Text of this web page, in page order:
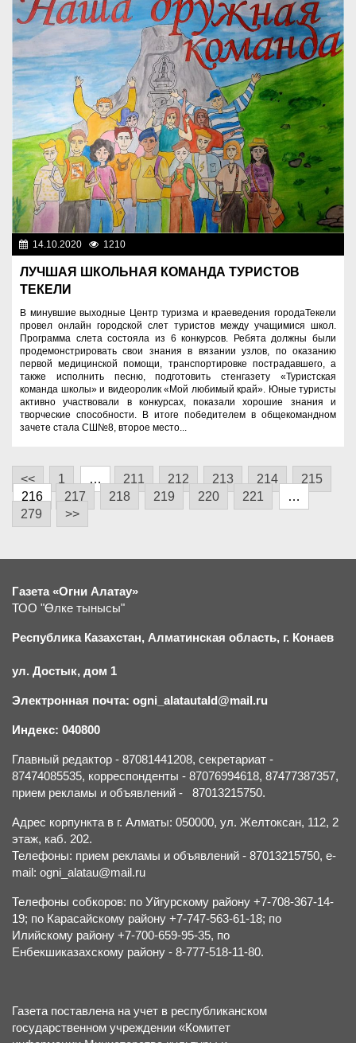
14.10.2020 1210
ЛУЧШАЯ ШКОЛЬНАЯ КОМАНДА ТУРИСТОВ
ТЕКЕЛИ
В минувшие выходные Центр туризма и краеведения городаТекели
провел онлайн городской слет туристов между учащимися школ.
Программа слета состояла из 6 конкурсов. Ребята должны были
продемонстрировать свои знания в вязании узлов, по оказанию
первой медицинской помощи, транспортировке пострадавшего, а
также исполнить песню, подготовить стенгазету «Туристская
команда школы» и видеоролик «Мой любимый край». Юные туристы
активно участвовали в конкурсах, показали хорошие знания и
творческие способности. В итоге победителем в общекомандном
зачете стала СШ№8, второе место...
<< 1 … 211 212 213 214
215
216
217 218 219 220 221
…
279
>>
Газета «Огни Алатау»
ТОО "Өлке тынысы"
Республика Казахстан, Алматинская область, г. Конаев
ул. Достык, дом 1
Электронная почта: ogni_alatautald@mail.ru
Индекс: 040800
Главный редактор - 87081441208, секретариат -
87474085535, корреспонденты - 87076994618, 87477387357,
прием рекламы и объявлений - 87013215750.
Адрес корпункта в г. Алматы: 050000, ул. Желтоксан, 112, 2
этаж, каб. 202.
Телефоны: прием рекламы и объявлений - 87013215750, e-
mail: ogni_alatau@mail.ru
Телефоны собкоров: по Уйгурскому району +7-708-367-14-
19; по Карасайскому району +7-747-563-61-18; по
Илийскому району +7-700-659-95-35, по
Енбекшиказахскому району - 8-777-518-11-80.
Газета поставлена на учет в республиканском
государственном учреждении «Комитет